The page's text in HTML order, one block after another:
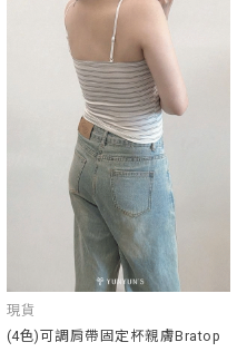
現貨
(4色)可調肩帶固定杯親膚Bratop